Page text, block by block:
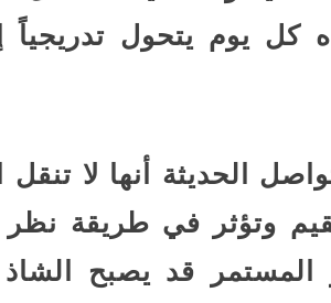
كل يوم يتحول
الحديثة أنها لا تنقل
وتؤثر في طريقة نظر
قد يصبح الشاذ